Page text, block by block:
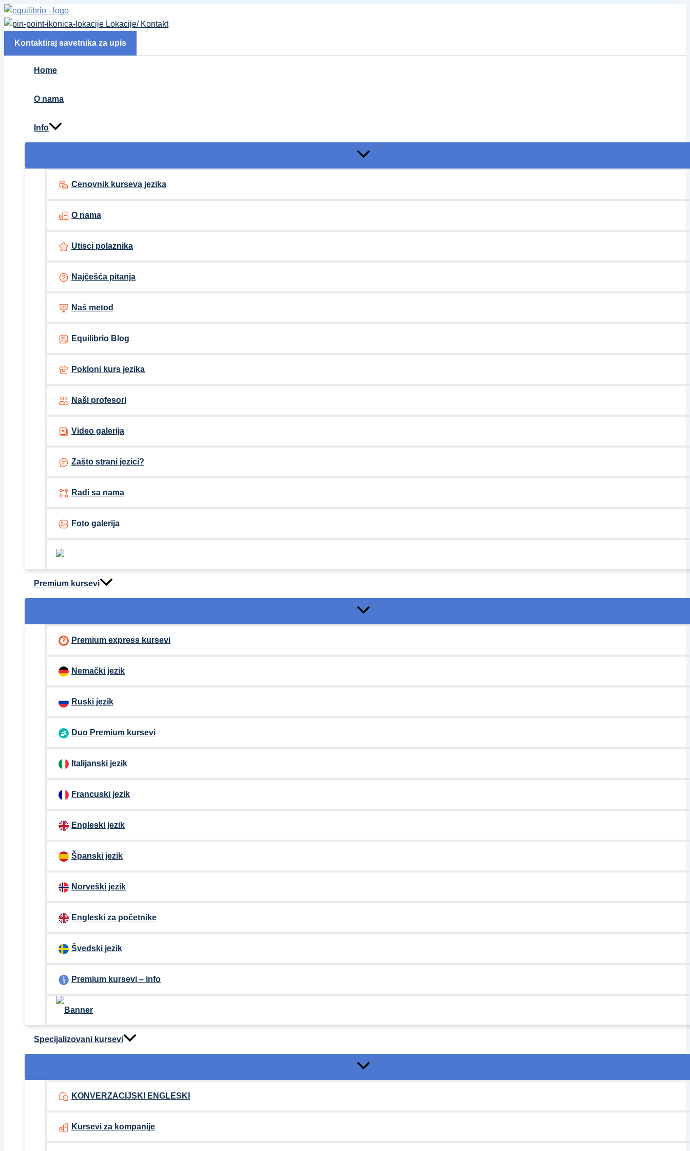
Pređi
na
Lokacije/ Kontakt
Kontaktiraj savetnika za upis
Home
O nama
Info
Cenovnik kurseva jezika
O nama
Utisci polaznika
Najčešća pitanja
Naš metod
Equilibrio Blog
Pokloni kurs jezika
Naši profesori
Video galerija
Zašto strani jezici?
Radi sa nama
Foto galerija
Premium kursevi
Premium express kursevi
Nemački jezik
Ruski jezik
Duo Premium kursevi
Italijanski jezik
Francuski jezik
Engleski jezik
Španski jezik
Norveški jezik
Engleski za početnike
Švedski jezik
Premium kursevi – info
Specijalizovani kursevi
KONVERZACIJSKI ENGLESKI
Kursevi za kompanije